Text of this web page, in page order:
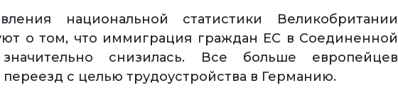
национальной статистики Великобритании
о том, что иммиграция граждан ЕС в Соединенной
значительно снизилась. Все больше европейцев
с целью трудоустройства в Германию.